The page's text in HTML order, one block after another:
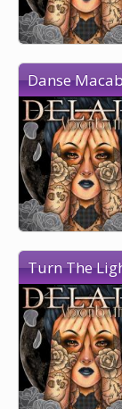
Danse
Turn The